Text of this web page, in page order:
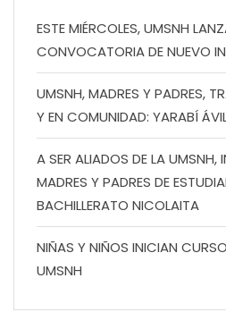
ESTE MIÉRCOLES, UMSNH
CONVOCATORIA DE NUEVO
UMSNH, MADRES Y PADRES,
Y EN COMUNIDAD: YARABÍ
A SER ALIADOS DE LA
MADRES Y PADRES DE
BACHILLERATO NICOLAITA
NIÑAS Y NIÑOS INICIAN
UMSNH